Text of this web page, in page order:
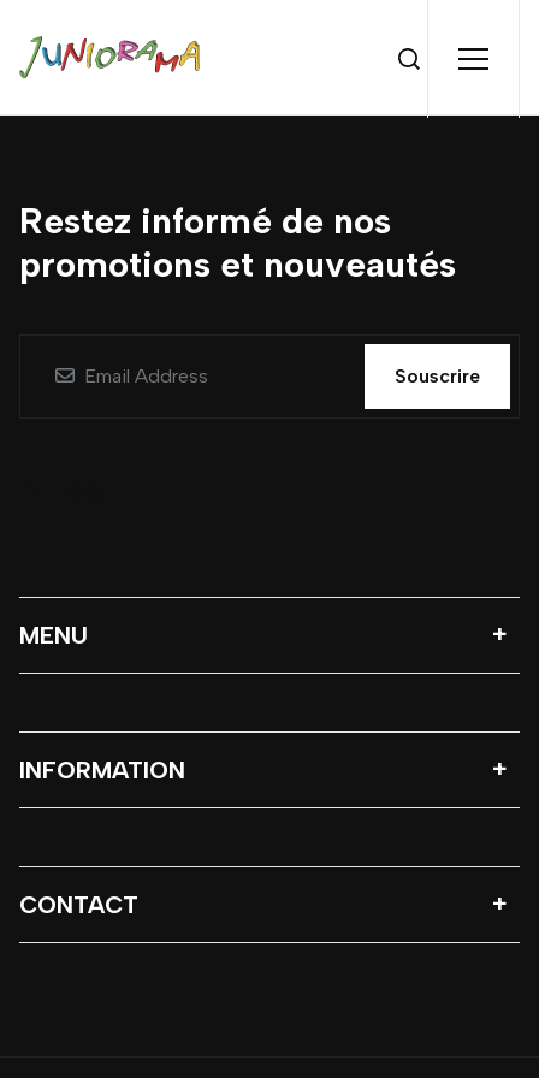
Restez informé de nos
promotions et nouveautés
Souscrire
MENU
INFORMATION
CONTACT